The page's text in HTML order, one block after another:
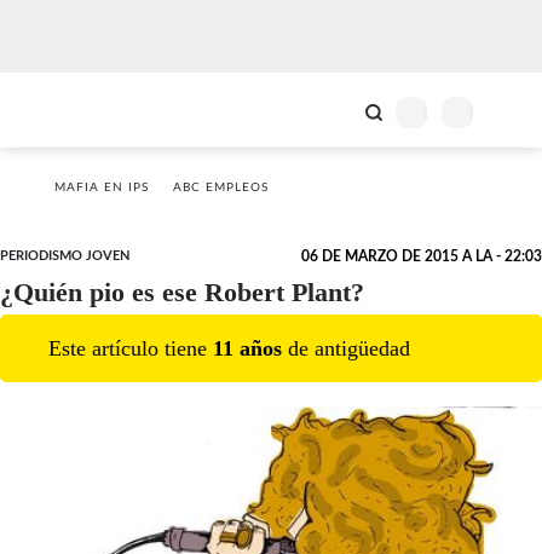
MAFIA EN IPS ABC EMPLEOS
PERIODISMO JOVEN 06 DE MARZO DE 2015 A LA - 22:03
¿Quién pio es ese Robert Plant?
Este artículo tiene 11 años de antigüedad